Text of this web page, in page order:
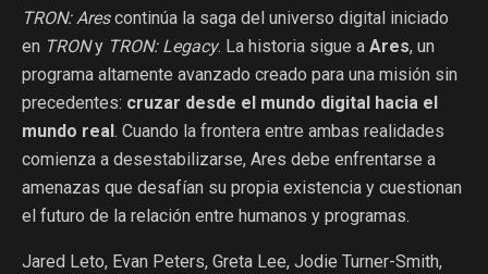
TRON: Arescontinúa la saga del universo digital iniciado
en TRONy TRON: Legacy. La historia sigue a Ares, un
programa altamente avanzado creado para una misión sin
precedentes: cruzar desde el mundo digital hacia el
mundo real . Cuando la frontera entre ambas realidades
comienza a desestabilizarse, Ares debe enfrentarse a
amenazas que desafían su propia existencia y cuestionan
el futuro de la relación entre humanos y programas.
Jared Leto, Evan Peters, Greta Lee, Jodie Turner-Smith,